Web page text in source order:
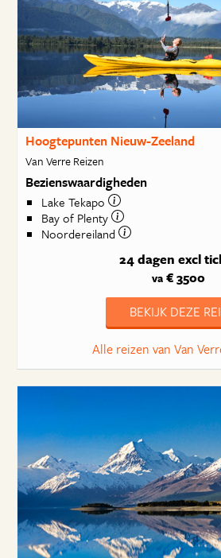
Hoogtepunten Nieuw-Zeeland
Van Verre Reizen
Bezienswaardigheden
Lake Tekapo
Bay of Plenty
Noordereiland
24 dagen excl
va€ 3500
BEKIJK DEZE
Alle reizen van Van